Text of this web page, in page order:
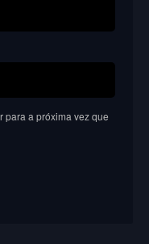
para a próxima vez que